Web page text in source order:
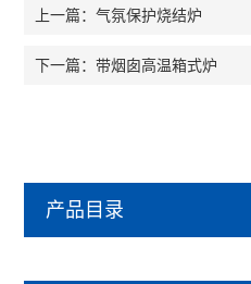
上一篇：气氛保护烧结炉
下一篇：带烟囱高温箱式炉
产品目录